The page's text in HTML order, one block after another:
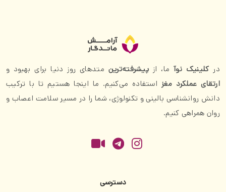
درکلینیک نوآما، از پیشرفته‌ترین متدهای روز دنیا برای بهبود و
ارتقای عملکرد مغز استفاده می‌کنیم. ما اینجا هستیم تا با ترکیب
دانش روانشناسی بالینی و تکنولوژی، شما را در مسیر سلامت اعصاب و
روان همراهی کنیم.
دسترسی